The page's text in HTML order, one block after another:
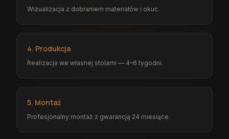
Wizualizacja z dobraniem materiałów i okuć.
4. Produkcja
Realizacja we własnej stolarni — 4–6 tygodni.
5. Montaż
Profesjonalny montaż z gwarancją 24 miesiące.